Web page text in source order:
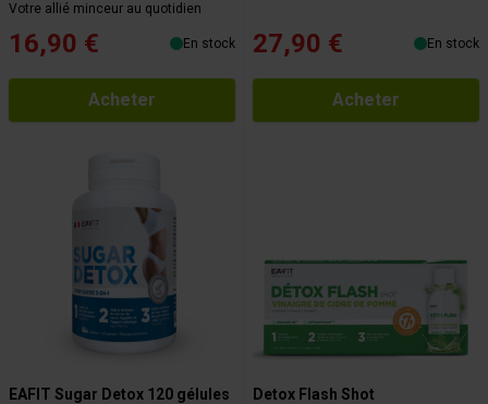
Votre allié minceur au quotidien
16,90 € En stock
Acheter
27,90 € En stock
Acheter
EAFIT Sugar Detox 120 gélules
Detox Flash Shot